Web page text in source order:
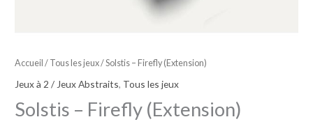
Accueil / Tous les jeux/ Solstis – Firefly (Extension)
Jeux à 2 / Jeux Abstraits, Tous les jeux
Solstis – Firefly (Extension)